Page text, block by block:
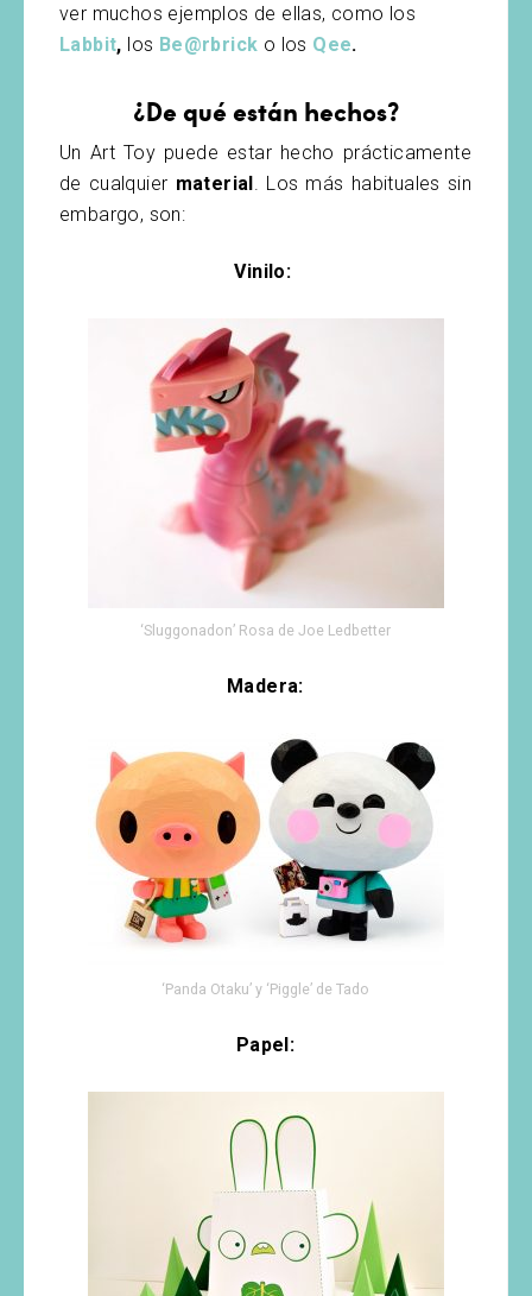
ver muchos ejemplos de ellas, como los
Labbit, los Be@rbrick o los Qee.
¿De qué están hechos?
Un Art Toy puede estar hecho prácticamente
de cualquier material. Los más habituales sin
embargo, son:
Vinilo:
‘Sluggonadon’ Rosa de Joe Ledbetter
Madera:
‘Panda Otaku’ y ‘Piggle’ de Tado
Papel: